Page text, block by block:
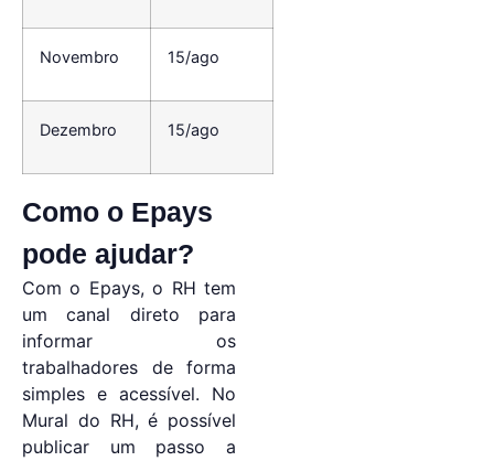
Novembro 15/ago
Dezembro 15/ago
Como o Epays
pode ajudar?
Com o Epays, o RH tem
um canal direto para
informar os
trabalhadores de forma
simples e acessível. No
Mural do RH, é possível
publicar um passo a